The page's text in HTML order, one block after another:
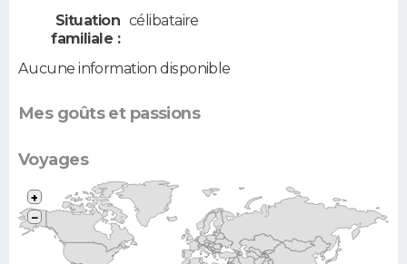
Situation
familiale :
célibataire
Aucune information disponible
Mes goûts et passions
Voyages
+
−